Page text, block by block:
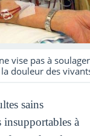
vise pas à
douleur des
sains
à